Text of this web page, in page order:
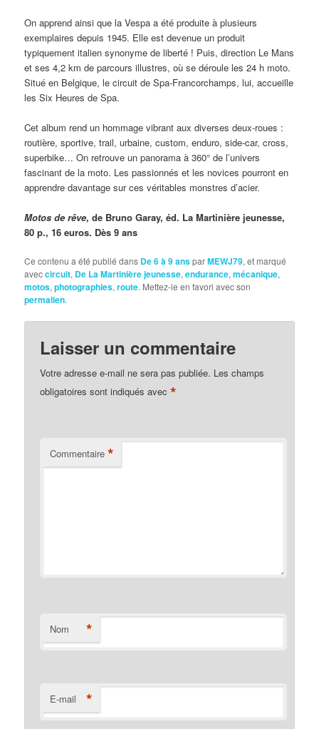
On apprend ainsi que la Vespa a été produite à plusieurs
exemplaires depuis 1945. Elle est devenue un produit
typiquement italien synonyme de liberté ! Puis, direction Le Mans
et ses 4,2 km de parcours illustres, où se déroule les 24 h moto.
Situé en Belgique, le circuit de Spa-Francorchamps, lui, accueille
les Six Heures de Spa.
Cet album rend un hommage vibrant aux diverses deux-roues :
routière, sportive, trail, urbaine, custom, enduro, side-car, cross,
superbike… On retrouve un panorama à 360° de l’univers
fascinant de la moto. Les passionnés et les novices pourront en
apprendre davantage sur ces véritables monstres d’acier.
Motos de rêve, de Bruno Garay, éd. La Martinière jeunesse,
80 p., 16 euros. Dès 9 ans
Ce contenu a été publié dans De 6 à 9 ansparMEWJ79, et marqué
aveccircuit, De La Martinière jeunesse,endurance,mécanique,
motos,photographies,route. Mettez-le en favori avec son
permalien.
Laisser un commentaire
Votre adresse e-mail ne sera pas publiée. Les champs
obligatoires sont indiqués avec*
Commentaire *
Nom *
E-mail *